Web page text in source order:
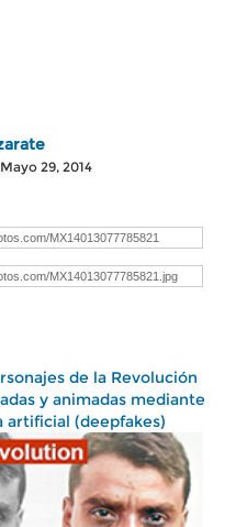
29, 2014
de la Revolución
y animadas mediante
artificial (deepfakes)